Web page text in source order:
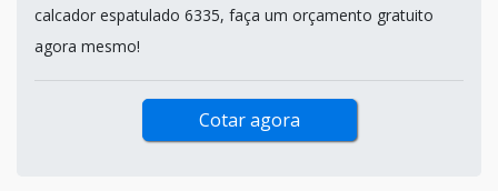
calcador espatulado 6335, faça um orçamento gratuito
agora mesmo!
Cotar agora